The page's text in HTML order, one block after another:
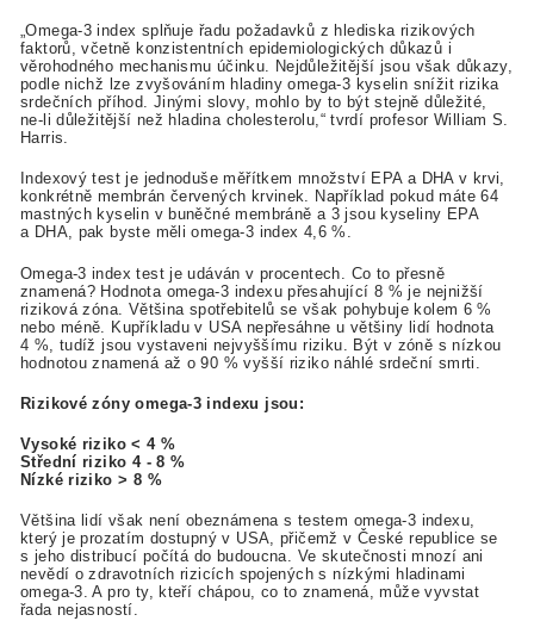
„Omega-3 index splňuje řadu požadavků z hlediska rizikových
faktorů, včetně konzistentních epidemiologických důkazů i
věrohodného mechanismu účinku. Nejdůležitější jsou však důkazy,
podle nichž lze zvyšováním hladiny omega-3 kyselin snížit rizika
srdečních příhod. Jinými slovy, mohlo by to být stejně důležité,
ne-li důležitější než hladina cholesterolu,“ tvrdí profesor William S.
Harris.
Indexový test je jednoduše měřítkem množství EPA a DHA v krvi,
konkrétně membrán červených krvinek. Například pokud máte 64
mastných kyselin v buněčné membráně a 3 jsou kyseliny EPA
a DHA, pak byste měli omega-3 index 4,6 %.
Omega-3 index test je udáván v procentech. Co to přesně
znamená? Hodnota omega-3 indexu přesahující 8 % je nejnižší
riziková zóna. Většina spotřebitelů se však pohybuje kolem 6 %
nebo méně. Kupříkladu v USA nepřesáhne u většiny lidí hodnota
4 %, tudíž jsou vystaveni nejvyššímu riziku. Být v zóně s nízkou
hodnotou znamená až o 90 % vyšší riziko náhlé srdeční smrti.
Rizikové zóny omega-3 indexu jsou:
Vysoké riziko < 4 %
Střední riziko 4 - 8 %
Nízké riziko > 8 %
Většina lidí však není obeznámena s testem omega-3 indexu,
který je prozatím dostupný v USA, přičemž v České republice se
s jeho distribucí počítá do budoucna. Ve skutečnosti mnozí ani
nevědí o zdravotních rizicích spojených s nízkými hladinami
omega-3. A pro ty, kteří chápou, co to znamená, může vyvstat
řada nejasností.